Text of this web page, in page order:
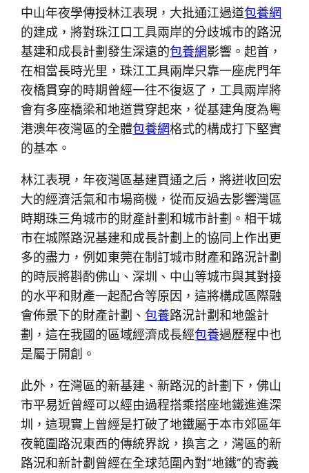
中山年夜學傳授林江表現，大批通江過道包養網
的建成，將對珠江口工具兩岸的分歧城市的路況
基建和成長計劃發生深遠的包養網影響。起首，
在相當長時光里，珠江工具兩岸只靠一座虎門年
夜橋貫穿的時期曾經一往不復返了，工具兩岸將
會有多座橋梁和地道貫穿起來，從基建角度為粵
港澳年夜灣區的全體包養網格式的構成打下堅實
的基本。
林江表現，年夜灣區基建買通之后，將迸收回宏
大的經濟活氣和市場商機，從而反過去影響灣區
時期珠三角城市的財產計劃和城市計劃。相干城
市在城際路況基建和成長計劃上的協同上作出更
多的盡力，例如東莞在制訂城市財產和路況計劃
的時辰將斟酌佛山、深圳、中山等城市與其對接
的水平和財產一起配合等原因，這將構成區際融
會佈景下的財產計劃、包養路況計劃和地盤計
劃，這在我國的區域經濟成長經包養過歷程中也
是屬于開創。
此外，在灣區的新基建、新路況的計劃下，佛山
市平易近曾經可以經由過程搭乘搭座地鐵進進深
圳，這現實上曾經是打破了地鐵屬于本市郊區年
夜範圍路況東西的傳統界說，換言之，灣區的新
路況和新計劃曾經在全球范圍內對“地鐵”的寄義